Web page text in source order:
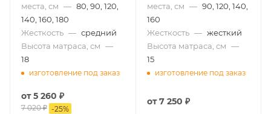
места, см — 80, 90, 120,
140, 160, 180
Жесткость — средний
Высота матраса, см —
18
изготовление под заказ
от5 260 ₽
7 020 ₽ -25%
места, см — 90, 120, 140,
160
Жесткость — жесткий
Высота матраса, см —
15
изготовление под заказ
от7 250 ₽